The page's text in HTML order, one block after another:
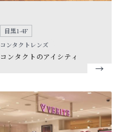
目黒1-4F
コンタクトレンズ
コンタクトのアイシティ